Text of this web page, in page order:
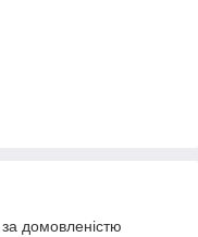
домовленістю